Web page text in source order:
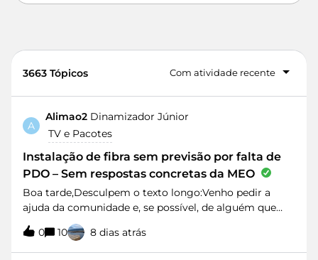
3663 Tópicos Com atividade recente
A
Alimao2 Dinamizador Júnior
TV e Pacotes
Instalação de fibra sem previsão por falta de
PDO – Sem respostas concretas da MEO
Boa tarde,Desculpem o texto longo:Venho pedir a
ajuda da comunidade e, se possível, de alguém que
saiba o que fazer numa situação como esta.Estou há
várias semanas à espera da instalação de fibra na
minha morada, mas o processo continua bloqueado
0 10 8 dias atrás